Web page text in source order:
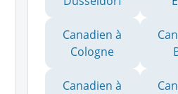
Canadien à
Cologne
Canadien à